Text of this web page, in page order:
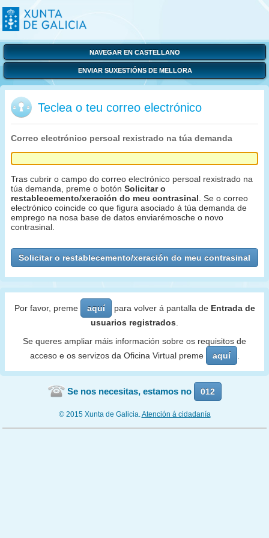
NAVEGAR EN CASTELLANO
ENVIAR SUXESTIÓNS DE MELLORA
Teclea o teu correo electrónico
Correo electrónico persoal rexistrado na túa demanda
Tras cubrir o campo do correo electrónico persoal rexistrado na
túa demanda, preme o botón Solicitar o
restablecemento/xeración do meu contrasinal . Se o correo
electrónico coincide co que figura asociado á túa demanda de
emprego na nosa base de datos enviarémosche o novo
contrasinal.
Por favor, preme aquí para volver á pantalla de Entrada de
usuarios registrados
Se queres ampliar máis información sobre os requisitos de
acceso e os servizos da Oficina Virtual preme
aquí
Se nos necesitas, estamos no 012
© 2015 Xunta de Galicia.Atención á cidadanía